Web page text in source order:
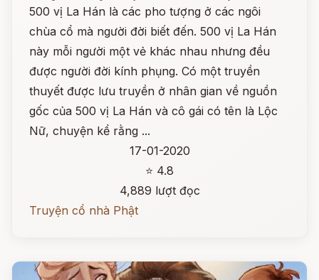
500 vị La Hán là các pho tượng ở các ngôi
chùa cổ mà người đời biết đến. 500 vị La Hán
này mỗi người một vẻ khác nhau nhưng đều
được người đời kính phụng. Có một truyền
thuyết được lưu truyền ở nhân gian về nguồn
gốc của 500 vị La Hán và cô gái có tên là Lộc
Nữ, chuyện kể rằng ...
17-01-2020
⭐ 4.8
4,889 lượt đọc
Truyện cổ nhà Phật